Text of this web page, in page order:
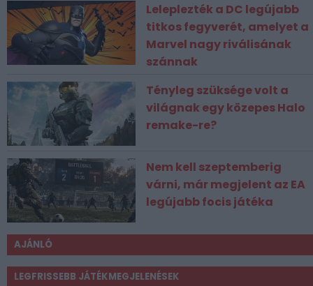
Leleplezték a DC legújabb
titkos fegyverét, amelyet a
Marvel nagy riválisának
szánnak
Tényleg szüksége volt a
világnak egy közepes Halo
remake-re?
Nem kell szeptemberig
várni, már megjelent az EA
legújabb focis játéka
AJÁNLÓ
LEGFRISSEBB JÁTÉKMEGJELENÉSEK